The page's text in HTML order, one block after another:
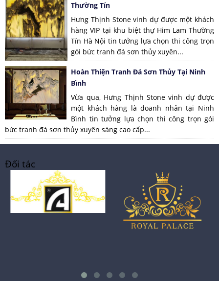
Thường Tín
Hưng Thịnh Stone vinh dự được một khách
hàng VIP tại khu biệt thự Him Lam Thường
Tín Hà Nội tin tưởng lựa chọn thi công trọn
gói bức tranh đá sơn thủy xuyên...
Hoàn Thiện Tranh Đá Sơn Thủy Tại Ninh
Bình
Vừa qua, Hưng Thịnh Stone vinh dự được
một khách hàng là doanh nhân tại Ninh
Bình tin tưởng lựa chọn thi công trọn gói
bức tranh đá sơn thủy xuyên sáng cao cấp...
Đối tác